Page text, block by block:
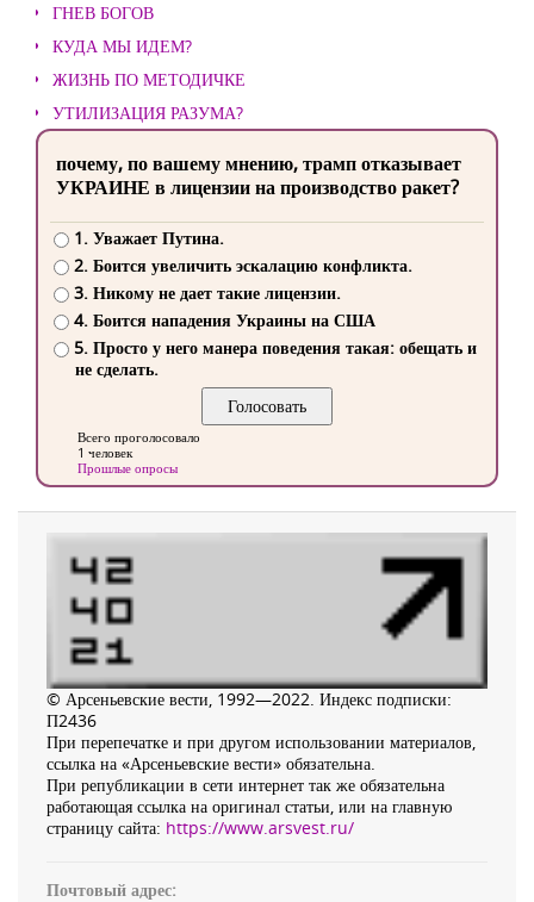
ГНЕВ БОГОВ
КУДА МЫ ИДЕМ?
ЖИЗНЬ ПО МЕТОДИЧКЕ
УТИЛИЗАЦИЯ РАЗУМА?
почему, по вашему мнению, трамп отказывает
УКРАИНЕ в лицензии на производство ракет?
1. Уважает Путина.
2. Боится увеличить эскалацию конфликта.
3. Никому не дает такие лицензии.
4. Боится нападения Украины на США
5. Просто у него манера поведения такая: обещать и
не сделать.
Всего проголосовало
1 человек
Прошлые опросы
© Арсеньевские вести, 1992—2022. Индекс подписки:
П2436
При перепечатке и при другом использовании материалов,
ссылка на «Арсеньевские вести» обязательна.
При републикации в сети интернет так же обязательна
работающая ссылка на оригинал статьи, или на главную
страницу сайта: https://www.arsvest.ru/
Почтовый адрес: